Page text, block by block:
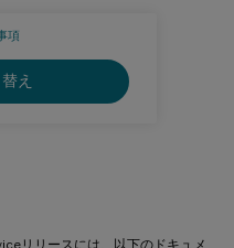
項
え
リリースには、以下のドキュメ